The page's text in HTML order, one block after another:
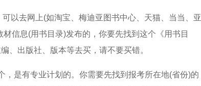
以去网上(如淘宝、梅迪亚图书中心、天猫、当当、亚
信息(用书目录)发布的，你要先找到这个《用书目
、出版社、版本等去买，请不要买错。
是有专业计划的。你需要先找到报考所在地(省份)的